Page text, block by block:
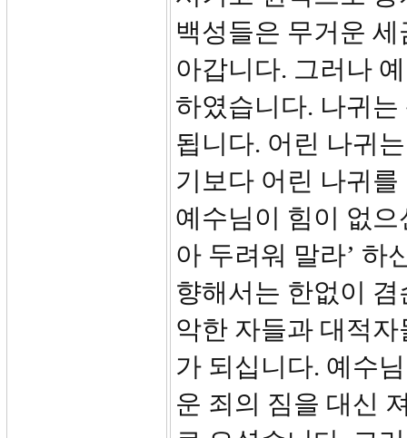
백성들은 무거운
아갑니다. 그러나
하였습니다. 나귀
됩니다. 어린 나귀
기보다 어린 나귀
예수님이 힘이 없으
아 두려워 말라’ 하
향해서는 한없이
악한 자들과 대적
가 되십니다. 예수
운 죄의 짐을 대신